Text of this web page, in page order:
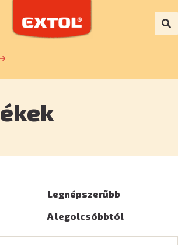
Legnépszerűbb
A legolcsóbbtól